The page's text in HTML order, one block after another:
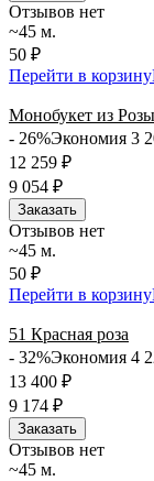
Отзывов нет
~45 м.
50 ₽
Перейти в корзину
Монобукет из Розы
- 26%Экономия 3
12 259 ₽
9 054 ₽
Заказать
Отзывов нет
~45 м.
50 ₽
Перейти в корзину
51 Красная роза
- 32%Экономия 4
13 400 ₽
9 174 ₽
Заказать
Отзывов нет
~45 м.